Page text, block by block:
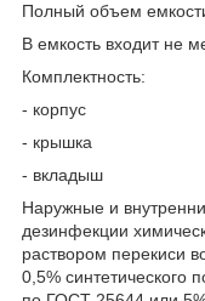
Полный объем
В емкость входит не
Комплектность:
- корпус
- крышка
- вкладыш
Наружные и
дезинфекции
раствором перекиси
0,5% синтетического